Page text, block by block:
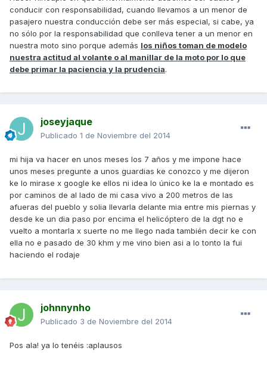
conducir con responsabilidad, cuando llevamos a un menor de
pasajero nuestra conducción debe ser más especial, si cabe, ya
no sólo por la responsabilidad que conlleva tener a un menor en
nuestra moto sino porque además los niños toman de modelo
nuestra actitud al volante o al manillar de la moto por lo que
debe primar la paciencia y la prudencia.
joseyjaque
Publicado 1 de Noviembre del 2014
mi hija va hacer en unos meses los 7 años y me impone hace
unos meses pregunte a unos guardias ke conozco y me dijeron
ke lo mirase x google ke ellos ni idea lo único ke la e montado es
por caminos de al lado de mi casa vivo a 200 metros de las
afueras del pueblo y solia llevarla delante mia entre mis piernas y
desde ke un dia paso por encima el helicóptero de la dgt no e
vuelto a montarla x suerte no me llego nada también decir ke con
ella no e pasado de 30 khm y me vino bien asi a lo tonto la fui
haciendo el rodaje
johnnynho
Publicado 3 de Noviembre del 2014
Pos ala! ya lo tenéis :aplausos